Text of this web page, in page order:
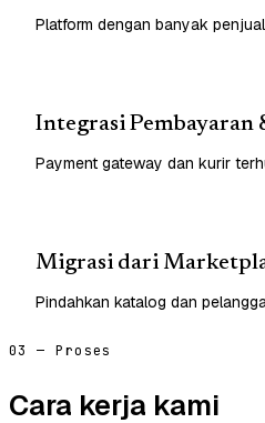
Platform dengan banyak
Integrasi Pembayaran
Payment gateway dan kurir
Migrasi dari
Pindahkan katalog dan
03 — Proses
Cara kerja kami